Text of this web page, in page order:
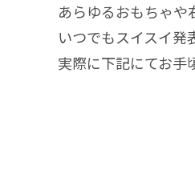
あらゆるおもちゃや
いつでもスイスイ発
実際に下記にてお手